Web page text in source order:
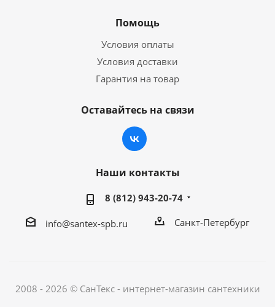
Помощь
Условия оплаты
Условия доставки
Гарантия на товар
Оставайтесь на связи
Наши контакты
8 (812) 943-20-74
info@santex-spb.ru Санкт-Петербург
2008 - 2026 © СанТекс - интернет-магазин cантехники